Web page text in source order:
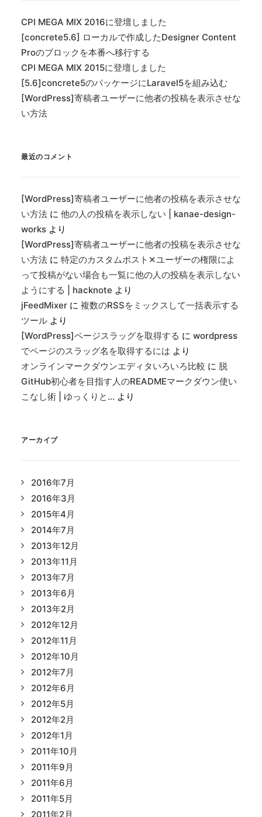
CPI MEGA MIX 2016に登壇しました
[concrete5.6] ローカルで作成したDesigner Content
Proのブロックを本番へ移行する
CPI MEGA MIX 2015に登壇しました
[5.6]concrete5のパッケージにLaravel5を組み込む
[WordPress]寄稿者ユーザーに他者の投稿を表示させな
い方法
最近のコメント
[WordPress]寄稿者ユーザーに他者の投稿を表示させな
い方法 に 他の人の投稿を表示しない | kanae-design-
works より
[WordPress]寄稿者ユーザーに他者の投稿を表示させな
い方法 に 特定のカスタムポスト✕ユーザーの権限によ
って投稿がない場合も一覧に他の人の投稿を表示しない
ようにする | hacknote より
jFeedMixer に 複数のRSSをミックスして一括表示する
ツール より
[WordPress]ページスラッグを取得する に wordpress
でページのスラッグ名を取得するには より
オンラインマークダウンエディタいろいろ比較 に 脱
GitHub初心者を目指す人のREADMEマークダウン使い
こなし術 | ゆっくりと… より
アーカイブ
2016年7月
2016年3月
2015年4月
2014年7月
2013年12月
2013年11月
2013年7月
2013年6月
2013年2月
2012年12月
2012年11月
2012年10月
2012年7月
2012年6月
2012年5月
2012年2月
2012年1月
2011年10月
2011年9月
2011年6月
2011年5月
2011年2月